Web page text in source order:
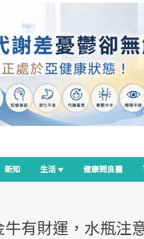
新知 生活 健康問良醫
有財運，水瓶注